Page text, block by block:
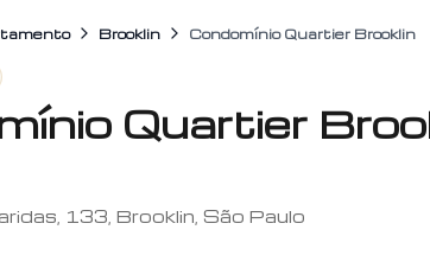
Brooklin Condomínio Quartier Brooklin
Quartier
133, Brooklin, São Paulo